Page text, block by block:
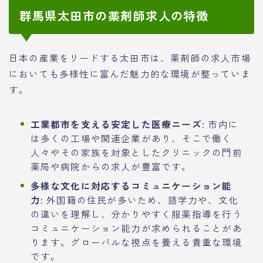
群馬県太田市の薬剤師求人の特徴
日本の産業をリードする太田市は、薬剤師の求人市場
においても多様性に富んだ魅力的な環境が整っていま
す。
工業都市を支える安定した医療ニーズ: 市内に
は多くの工場や関連企業があり、そこで働く
人々やその家族を対象としたクリニックの門前
薬局や病院からの求人が豊富です。
多様な文化に対応するコミュニケーション能
力: 外国籍の住民が多いため、語学力や、文化
の違いを理解し、分かりやすく服薬指導を行う
コミュニケーション能力が求められることがあ
ります。グローバルな視点を養える貴重な環境
です。